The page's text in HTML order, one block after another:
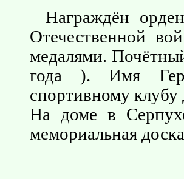
Награждён
Отечественной
медалями.
года ). Имя
спортивному
На доме в
мемориальная